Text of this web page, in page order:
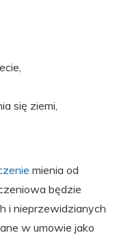
się ziemi,
mienia od
będzie
i nieprzewidzianych
w umowie jako